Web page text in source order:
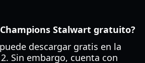
Champions Stalwart gratuito?
descargar gratis en la
Sin embargo, cuenta con